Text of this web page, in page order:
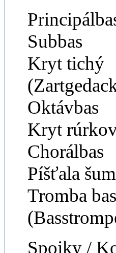
Subbas
Kryt tichý
Oktávbas
Kryt
Chorálbas
Píšťala
Tromba
Spojky /